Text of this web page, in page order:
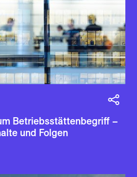
Betriebsstättenbegriff –
und Folgen